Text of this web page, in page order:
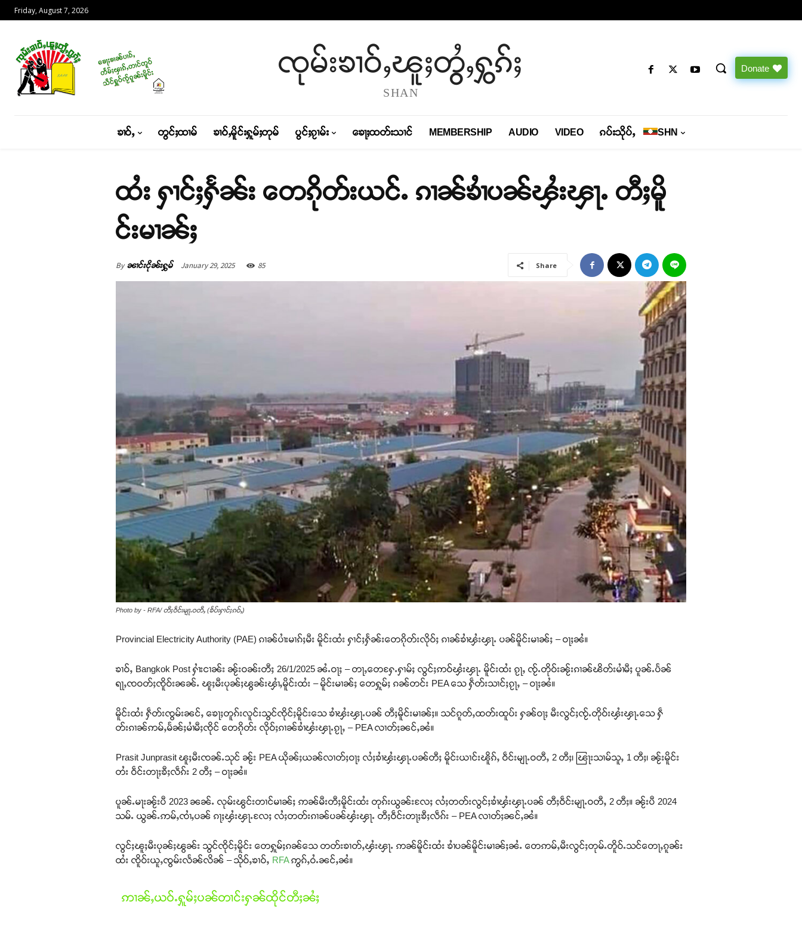
Friday, August 7, 2026
ၸုမ်းၶၢဝ်ႇၽူႈတွႆႇႁွၵ်ႈ
SHAN
Donate
ၶၢဝ်ႇ တွင်ႈထၢမ် ၶၢဝ်ႇမိူင်းႁူမ်ႈတုမ် ပွင်ႈၵႂၢမ်း ၶေႃႈထတ်းသၢင် MEMBERSHIP AUDIO VIDEO ၵပ်းသိုပ်ႇ SHN
ထႆး ႁၢင်ႈႁႅၼ်း တေၵိုတ်းယင်ႉ ၵၢၼ်ၶၢႆပၼ်ၾႆးၾႃႉ တီႈမိူ
င်းမၢၼ်ႈ
By ၼၢင်းငိုၼ်းႁွမ် January 29, 2025 85 Share
Photo by - RFA/ တီႈဝဵင်းမျႃႉဝတီႇ (ၶႅပ်းႁၢင်ႈၵဝ်ႇ)
Provincial Electricity Authority (PAE) ၵၢၼ်ပၢႆးမၢၵ်ႈမီး မိူင်းထႆး ႁၢင်ႈႁႅၼ်းတေၵိုတ်းလိုဝ်ႈ ၵၢၼ်ၶၢႆၾႆးၾႃႉ ပၼ်မိူင်းမၢၼ်ႈ – ဝႃႈၼႆ။
ၶၢဝ်ႇ Bangkok Post ႁၢႆးငၢၼ်း ၼႂ်းဝၼ်းတီႈ 26/1/2025 ၼႆႉဝႃႈ – တႃႇတေႁႄႉႁၢမ်ႈ လွင်ႈဢဝ်ၾႆးၾႃႉ မိူင်းထႆး ၵႂႃႇ ၸႂ်ႉတိုဝ်းၼႂ်းၵၢၼ်ၽိတ်းမၢႆမီႈ ပူၼ်ႉပႅၼ်
ရႃႇၸဝတ်ႈၸိူဝ်းၼၼ်ႉ ၽူႈမီးပုၼ်ႈၽွၼ်းၾၢႆႇမိူင်းထႆး – မိူင်းမၢၼ်ႈ တေႁူမ်ႈ ၵၼ်တင်း PEA သေ ႁဵတ်းသၢင်ႈၵႂႃႇ – ဝႃႈၼႆ။
မိူင်းထႆး ႁဵတ်းၸွမ်းၼင်ႇ ၶေႃႈတူၵ်းလူင်းသွင်ၸိုင်ႈမိူင်းသေ ၶၢႆၾႆးၾႃႉပၼ် တီႈမိူင်းမၢၼ်ႈ။ သင်ၵူတ်ႇထတ်းထူပ်း ႁၼ်ဝႃႈ မီးလွင်ႈၸႂ်ႉတိုဝ်းၾႆးၾႃႉသေ ႁဵ
တ်းၵၢၼ်ဢမ်ႇမႅၼ်ႈမၢႆမီႈၸိုင် တေၵိုတ်း လိုဝ်ႈၵၢၼ်ၶၢႆၾႆးၾႃႉၵႂႃႇ – PEA လၢတ်ႈၼင်ႇၼႆ။
Prasit Junprasit ၽူႈမီးၸၼ်ႉသုင် ၼႂ်း PEA ယိုၼ်ႈယၼ်လၢတ်ႈဝႃႈ လႆႈၶၢႆၾႆးၾႃႉပၼ်တီႈ မိူင်းယၢင်းၽိူၵ်ႇ ဝဵင်းမျႃႉဝတီႇ 2 တီႈ၊ ၽြႃးသၢမ်သူႇ 1 တီႈ၊ ၼႂ်းမိူင်း
တႆး ဝဵင်းတႃႈၶီႈလဵၵ်း 2 တီႈ – ဝႃႈၼႆ။
ပူၼ်ႉမႃးၼႂ်းပီ 2023 ၼၼ်ႉ လုမ်းၽွင်းတၢင်မၢၼ်ႈ ဢၼ်မီးတီႈမိူင်းထႆး တုၵ်းယွၼ်းလႄႈ လႆႈတတ်းလွင်ႈၶၢႆၾႆးၾႃႉပၼ် တီႈဝဵင်းမျႃႉဝတီႇ 2 တီႈ။ ၼႂ်းပီ 2024
သမ်ႉ ယွၼ်ႉဢမ်ႇၸၢႆႇပၼ် ၵႃႈၾႆးၾႃႉလႄႈ လႆႈတတ်းၵၢၼ်ပၼ်ၾႆးၾႃႉ တီႈဝဵင်းတႃႈၶီႈလဵၵ်း – PEA လၢတ်ႈၼင်ႇၼႆ။
လွင်ႈၽူႈမီးပုၼ်ႈၽွၼ်း သွင်ၸိုင်ႈမိူင်း တေႁူမ်ႈၵၼ်သေ တတ်းၶၢတ်ႇၾႆးၾႃႉ ဢၼ်မိူင်းထႆး ၶၢႆပၼ်မိူင်းမၢၼ်ႈၼႆႉ တေဢမ်ႇမီးလွင်ႈတုမ်ႉတိူဝ်ႉသင်တေႃႇၵူၼ်း
ထႆး ၸိူဝ်းယူႇၸွမ်းလႅၼ်လိၼ် – သိုဝ်ႇၶၢဝ်ႇ RFAဢွၵ်ႇဝႆႉၼင်ႇၼႆ။
ဢၢၼ်ႇယဝ်ႉႁူမ်ႈပၼ်တၢင်းႁၼ်ထိုင်တီႈၼႆႈ